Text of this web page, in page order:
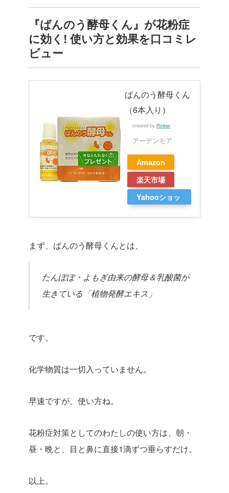
『ばんのう酵母くん』が花粉症
に効く! 使い方と効果を口コミレ
ビュー
ばんのう酵母くん
（6本入り）
created by Rinker
アーデンモア
Amazon
楽天市場
Yahooショッ
まず、ばんのう酵母くんとは、
たんぽぽ・よもぎ由来の酵母＆乳酸菌が
生きている「植物発酵エキス」
です。
化学物質は一切入っていません。
早速ですが、使い方ね。
花粉症対策としてのわたしの使い方は、朝・
昼・晩と、目と鼻に直接1滴ずつ垂らすだけ。
以上。